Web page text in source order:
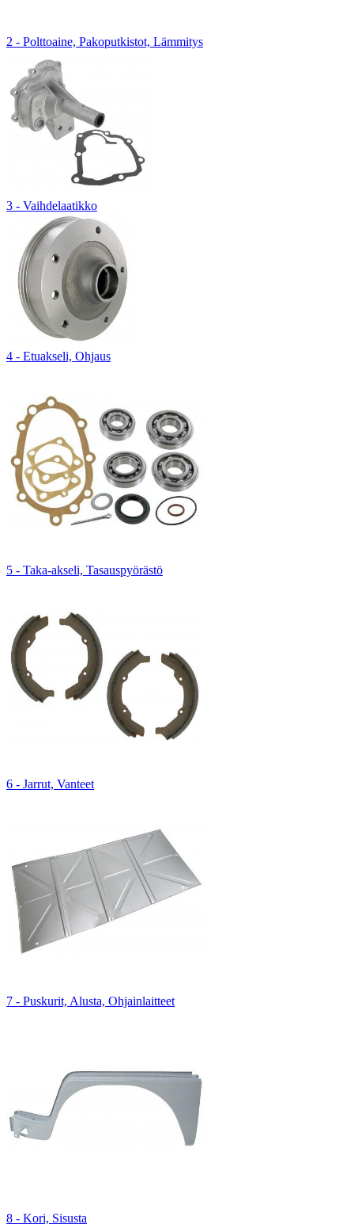
2 - Polttoaine, Pakoputkistot, Lämmitys
3 - Vaihdelaatikko
4 - Etuakseli, Ohjaus
5 - Taka-akseli, Tasauspyörästö
6 - Jarrut, Vanteet
7 - Puskurit, Alusta, Ohjainlaitteet
8 - Kori, Sisusta